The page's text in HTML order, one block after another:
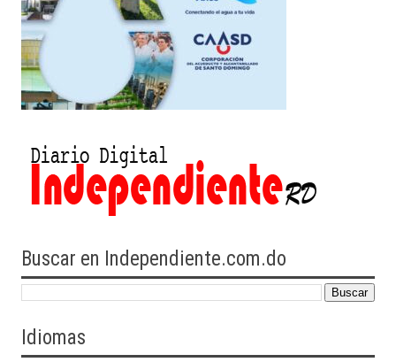
Buscar en Independiente.com.do
Idiomas